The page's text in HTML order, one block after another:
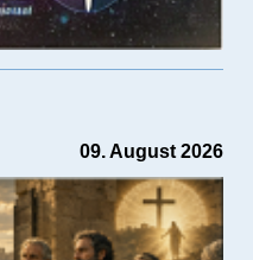
09. August 2026